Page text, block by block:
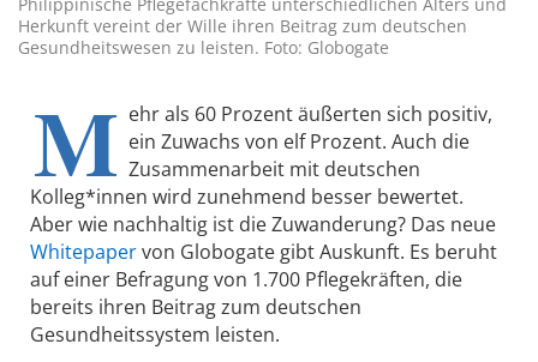
Herkunft vereint der Wille ihren Beitrag zum deutschen
Gesundheitswesen zu leisten. Foto: Globogate
M ehr als 60 Prozent äußerten sich positiv,
ein Zuwachs von elf Prozent. Auch die
Zusammenarbeit mit deutschen
Kolleg*innen wird zunehmend besser bewertet.
Aber wie nachhaltig ist die Zuwanderung? Das neue
Whitepapervon Globogate gibt Auskunft. Es beruht
auf einer Befragung von 1.700 Pflegekräften, die
bereits ihren Beitrag zum deutschen
Gesundheitssystem leisten.